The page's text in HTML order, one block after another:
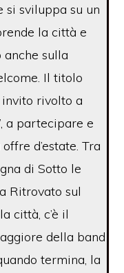
si sviluppa su un
la città e
anche sulla
Il titolo
invito rivolto a
a partecipare e
d’estate. Tra
di Sotto le
Ritrovato sul
città, c’è il
della band
termina, la